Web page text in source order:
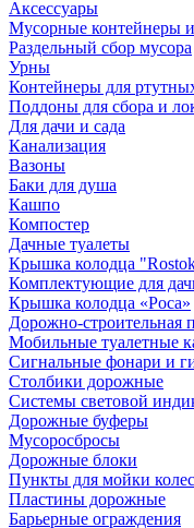
Аксессуары
Мусорные контейнеры
Раздельный сбор мусора
Урны
Контейнеры для
Поддоны для сбора и
Для дачи и сада
Канализация
Вазоны
Баки для душа
Кашпо
Компостер
Дачные туалеты
Крышка колодца
Комплектующие для
Крышка колодца «Роса»
Дорожно-строительная
Мобильные туалетные
Сигнальные фонари и
Столбики дорожные
Системы световой
Дорожные буферы
Мусоросбросы
Дорожные блоки
Пункты для мойки колес
Пластины дорожные
Барьерные ограждения